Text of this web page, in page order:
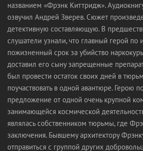
названием «Фрэнк Киттридж».
озвучил Андрей Зверев. Сюжет
детективную составляющую. В
слушатели узнали, что главный герой
пожизненный срок за убийство
доставил его сыну запрещенные
был провести остаток своих дней в
поучаствовать в одной авантюре. Герою
предложение от одной очень крупной
занимающейся космической
являлась собственником тюрьмы, где
заключения. Бывшему архитектору
отправиться с группой других